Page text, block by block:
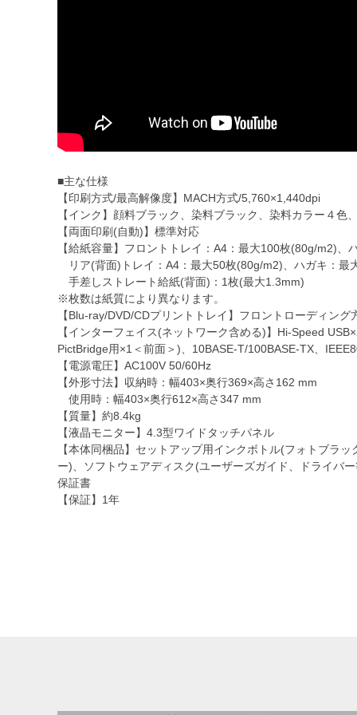
■主な仕様
【印刷方式/最高解像度】MACH方式/5,760×1,440dpi
【インク】顔料ブラック、染料ブラック、染料カラー４色
【両面印刷(自動)】標準対応
【給紙容量】フロントトレイ：A4：最大100枚(80g/m2)
リア(背面)トレイ：A4：最大50枚(80g/m2)、ハガキ：最
手差しストレート給紙(背面)：1枚(最大1.3mm)
※枚数は紙質により異なります。
【Blu-ray/DVD/CDプリントトレイ】フロントローディン
【インターフェイス(ネットワーク含める)】Hi-Speed
PictBridge用×1＜前面＞)、10BASE-T/100BASE-TX、
【電源電圧】AC100V 50/60Hz
【外形寸法】収納時：幅403×奥行369×高さ162 mm
使用時：幅403×奥行612×高さ347 mm
【質量】約8.4kg
【液晶モニター】4.3型ワイドタッチパネル
【本体同梱品】セットアップ用インクボトル(フォトブラ
ー)、ソフトウェアディスク(ユーザーズガイド、ドライバ
保証書
【保証】1年